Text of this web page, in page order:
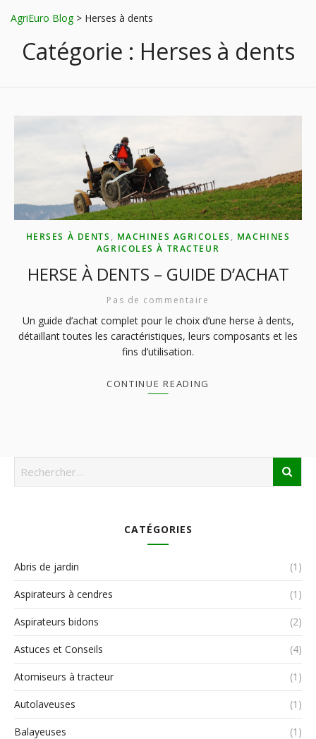
AgriEuro Blog> Herses à dents
Catégorie : Herses à dents
HERSES À DENTS , MACHINES AGRICOLES , MACHINES
AGRICOLES À TRACTEUR
HERSE À DENTS – GUIDE D’ACHAT
Pas de commentaire
Un guide d’achat complet pour le choix d’une herse à dents,
détaillant toutes les caractéristiques, leurs composants et les
fins d’utilisation.
CONTINUE READING
CATÉGORIES
Abris de jardin (1)
Aspirateurs à cendres (1)
Aspirateurs bidons (2)
Astuces et Conseils (4)
Atomiseurs à tracteur (1)
Autolaveuses (1)
Balayeuses (1)